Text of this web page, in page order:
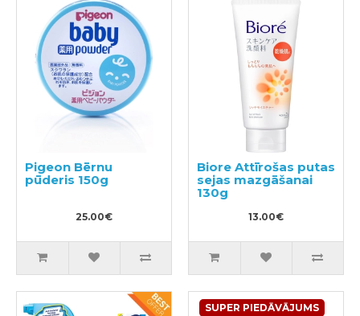
Pigeon Bērnu
pūderis 150g
25.00€
Biore Attīrošas putas
sejas mazgāšanai
130g
13.00€
SUPER PIEDĀVĀJUMS